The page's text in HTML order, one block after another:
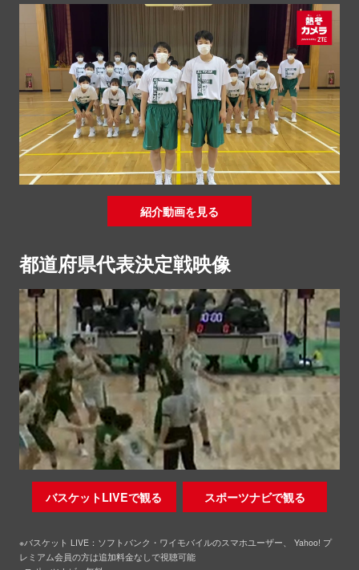
紹介動画を見る
都道府県代表決定戦映像
バスケットLIVEで観る スポーツナビで観る
※バスケット LIVE：ソフトバンク・ワイモバイルのスマホユーザー、 Yahoo! プ
レミアム会員の方は追加料金なしで視聴可能